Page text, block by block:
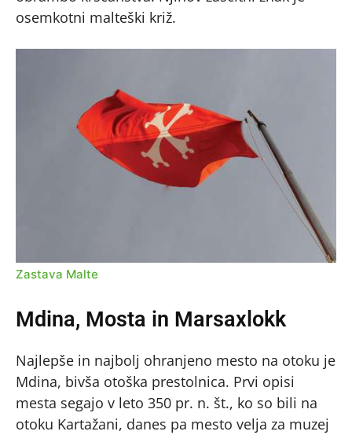
osemkotni malteški križ.
Zastava Malte
Mdina, Mosta in Marsaxlokk
Najlepše in najbolj ohranjeno mesto na otoku je
Mdina, bivša otoška prestolnica. Prvi opisi
mesta segajo v leto 350 pr. n. št., ko so bili na
otoku Kartažani, danes pa mesto velja za muzej